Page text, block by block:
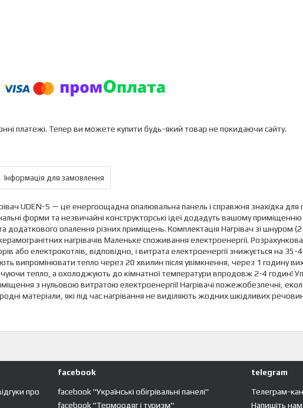
платежі. Тепер ви можете купити будь-який товар не покидаючи сайту.
Інформація для замовлення
UDEN-S — це енергоощадна опалювальна панель і справжня знахідка для
форми та незвичайні конструкторські ідеї додадуть вашому
додаткового опалення різних приміщень. Комплектація Нагрівач зі шнуром (2
нагрівачів Маленьке споживання електроенергії.
або електрокотлів, відповідно, і витрата електроенергії знижується на
випромінювати тепло через 20 хвилин після увімкнення, через 1 годину
тепло, а охолоджують до кімнатної температури впродовж 2-4 годин!
з нульовою витратою електроенергії! Нагрівачі пожежобезпечні,
матеріали, які під час нагрівання не виділяють жодних шкідливих
про
facebook
facebook "Українські обігрівальні панелі"
facebook "Термоодяг і туризм"
telegram
Телеграм-
Напишіть